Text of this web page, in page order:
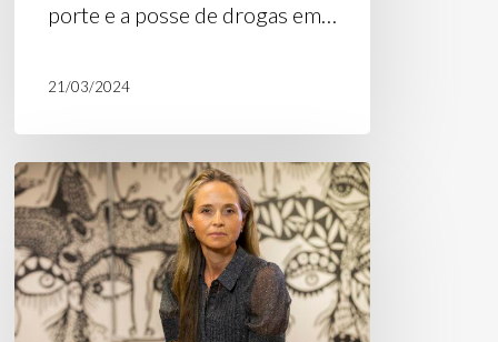
porte e a posse de drogas em…
21/03/2024
Patrícia
Villela
Marino:
“Revisão
da